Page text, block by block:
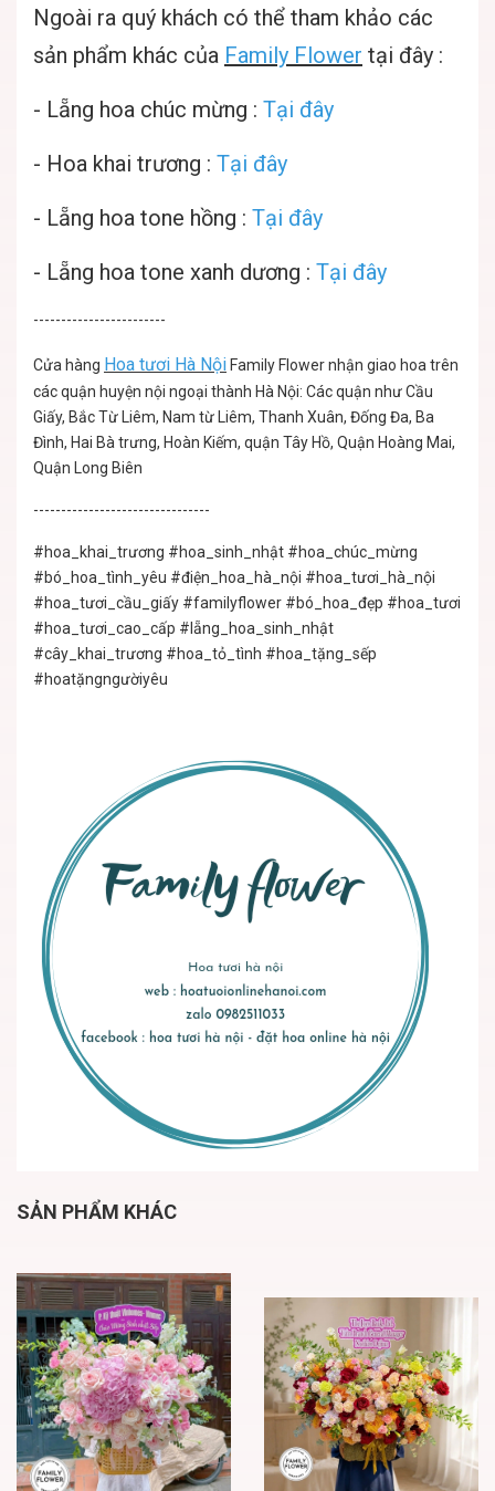
Ngoài ra quý khách có thể tham khảo các
sản phẩm khác của Family Flower tại đây :
- Lẵng hoa chúc mừng : Tại đây
- Hoa khai trương : Tại đây
- Lẵng hoa tone hồng : Tại đây
- Lẵng hoa tone xanh dương : Tại đây
------------------------
Cửa hàng Hoa tươi Hà Nội Family Flower nhận giao hoa trên
các quận huyện nội ngoại thành Hà Nội: Các quận như Cầu
Giấy, Bắc Từ Liêm, Nam từ Liêm, Thanh Xuân, Đống Đa, Ba
Đình, Hai Bà trưng, Hoàn Kiếm, quận Tây Hồ, Quận Hoàng Mai,
Quận Long Biên
--------------------------------
#hoa_khai_trương #hoa_sinh_nhật #hoa_chúc_mừng
#bó_hoa_tình_yêu #điện_hoa_hà_nội #hoa_tươi_hà_nội
#hoa_tươi_cầu_giấy #familyflower #bó_hoa_đẹp #hoa_tươi
#hoa_tươi_cao_cấp #lẵng_hoa_sinh_nhật
#cây_khai_trương #hoa_tỏ_tình #hoa_tặng_sếp
#hoatặngngườiyêu
SẢN PHẨM KHÁC